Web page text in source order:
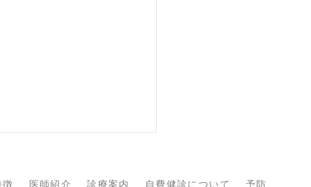
徴 医師紹介 診療案内 自費健診について 予防接種に